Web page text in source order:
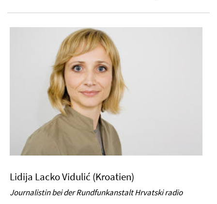
Lidija Lacko Vidulić (Kroatien)
Journalistin bei der Rundfunkanstalt Hrvatski radio